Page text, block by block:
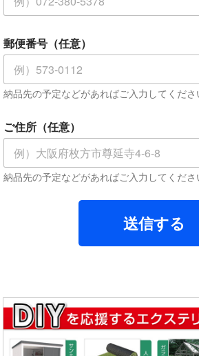
会
名
、
号
*
絡
先
番
号
郵便番号（任意）
納品先の予定などがあればご入力してくださ
ご住所（任意）
納品先の予定などがあればご入力してくださ
送信する